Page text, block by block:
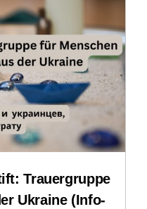
Praktika
Trauergruppe
Ukraine (Info-